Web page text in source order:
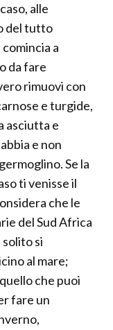
alle
del tutto
a
da fare
rimuovi con
e turgide,
asciutta e
e non
Se la
ti venisse il
che le
del Sud Africa
si
al mare;
che puoi
fare un